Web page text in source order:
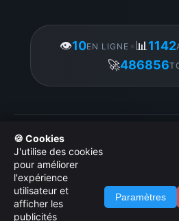
🍪 Cookies
J'utilise des cookies
pour améliorer
l'expérience
utilisateur et
afficher les
publicités
Paramètres
👁️10EN LIGNE 📊 1142
🚀486856
Gérer mes cookies
|
Licence d utilisation des